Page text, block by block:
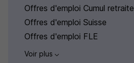
Offres d'emploi Cumul retraite
Offres d'emploi Suisse
Offres d'emploi FLE
Voir plus